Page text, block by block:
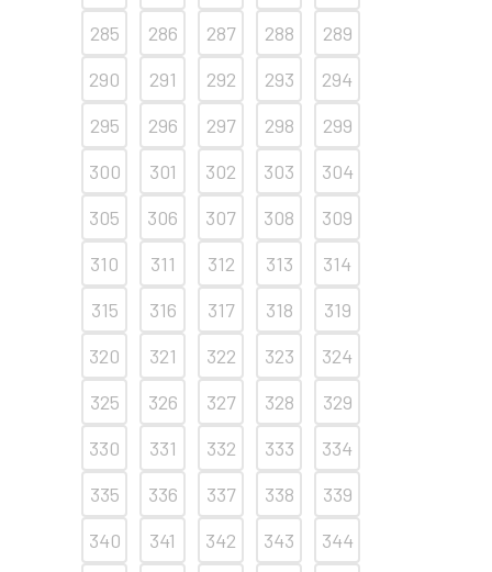
285
286 287 288
289
290
291 292 293
294
295
296 297 298
299
300
301 302 303
304
305
306 307 308
309
310
311 312 313
314
315
316 317 318
319
320
321 322 323
324
325
326 327 328
329
330
331 332 333
334
335
336 337 338
339
340
341 342 343
344